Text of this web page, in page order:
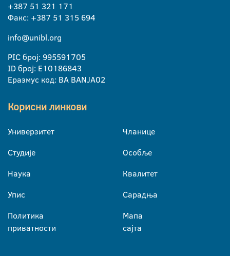
+387 51 321 171
Факс: +387 51 315 694
info@unibl.org
PIC број: 995591705
ID број: E10186843
Еразмус код: BA BANJA02
Корисни линкови
Универзитет
Студије
Наука
Упис
Политика
приватности
Чланице
Особље
Квалитет
Сарадња
Мапа
сајта